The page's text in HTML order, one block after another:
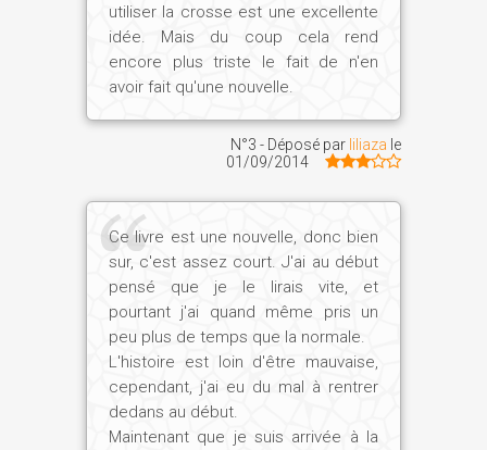
utiliser la crosse est une excellente
idée. Mais du coup cela rend
encore plus triste le fait de n'en
avoir fait qu'une nouvelle.
N°3 - Déposé par liliaza le
01/09/2014
Ce livre est une nouvelle, donc bien
sur, c'est assez court. J'ai au début
pensé que je le lirais vite, et
pourtant j'ai quand même pris un
peu plus de temps que la normale.
L'histoire est loin d'être mauvaise,
cependant, j'ai eu du mal à rentrer
dedans au début.
Maintenant que je suis arrivée à la